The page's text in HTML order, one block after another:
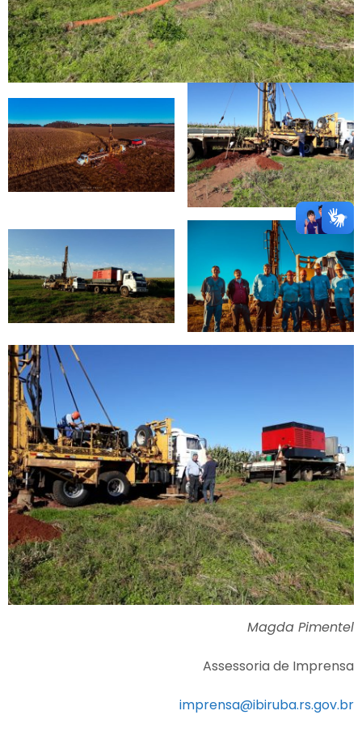
Magda Pimentel
Assessoria de Imprensa
imprensa@ibiruba.rs.gov.br